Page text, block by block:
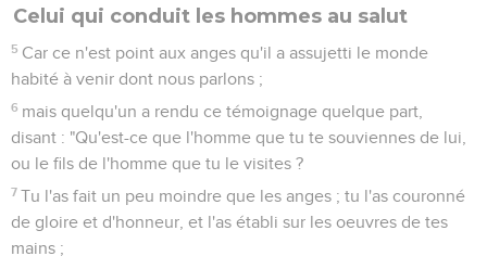
1 C'est pourquoi, frères saints participants à l'appel céleste,
confession,
aussi l'a été dans toute sa maison.
Car celui-là a été jugé digne d'une gloire d'autant plus
plus d'honneur que la maison.
Car toute maison est bâtie par quelqu'un ; mais celui qui a